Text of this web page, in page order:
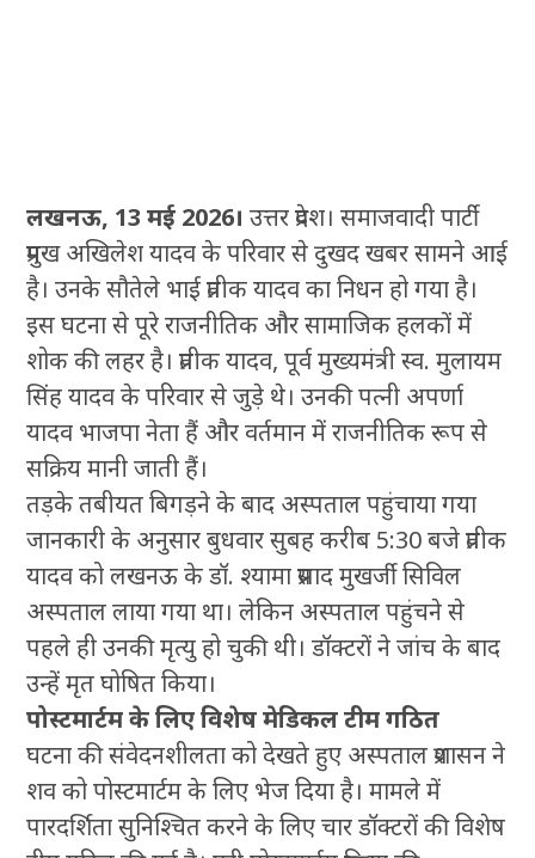
लखनऊ, 13 मई 2026। उत्तर प्रदेश। समाजवादी पार्टी
प्रमुख अखिलेश यादव के परिवार से दुखद खबर सामने आई
है। उनके सौतेले भाई प्रतीक यादव का निधन हो गया है।
इस घटना से पूरे राजनीतिक और सामाजिक हलकों में
शोक की लहर है। प्रतीक यादव, पूर्व मुख्यमंत्री स्व. मुलायम
सिंह यादव के परिवार से जुड़े थे। उनकी पत्नी अपर्णा
यादव भाजपा नेता हैं और वर्तमान में राजनीतिक रूप से
सक्रिय मानी जाती हैं।
तड़के तबीयत बिगड़ने के बाद अस्पताल पहुंचाया गया
जानकारी के अनुसार बुधवार सुबह करीब 5:30 बजे प्रतीक
यादव को लखनऊ के डॉ. श्यामा प्रसाद मुखर्जी सिविल
अस्पताल लाया गया था। लेकिन अस्पताल पहुंचने से
पहले ही उनकी मृत्यु हो चुकी थी। डॉक्टरों ने जांच के बाद
उन्हें मृत घोषित किया।
पोस्टमार्टम के लिए विशेष मेडिकल टीम गठित
घटना की संवेदनशीलता को देखते हुए अस्पताल प्रशासन ने
शव को पोस्टमार्टम के लिए भेज दिया है। मामले में
पारदर्शिता सुनिश्चित करने के लिए चार डॉक्टरों की विशेष